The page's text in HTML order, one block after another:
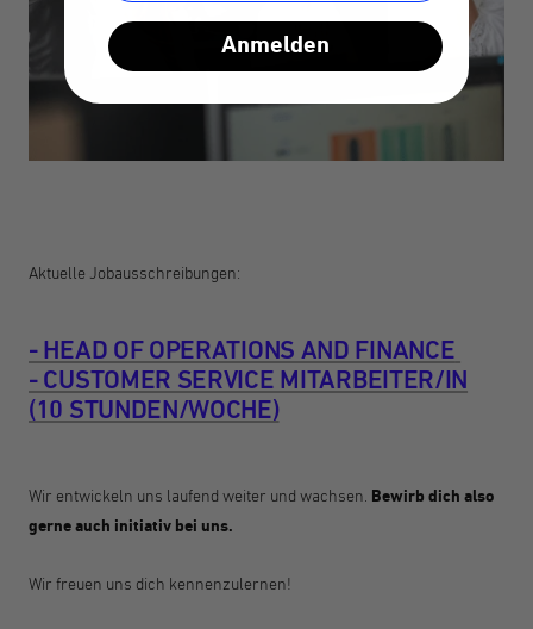
Aktuelle Jobausschreibungen:
- HEAD OF OPERATIONS AND FINANCE
- CUSTOMER SERVICE MITARBEITER/IN
(10 STUNDEN/WOCHE)
Wir entwickeln uns laufend weiter und wachsen. Bewirb dich also
gerne auch initiativ bei uns.
Wir freuen uns dich kennenzulernen!
Anmelden